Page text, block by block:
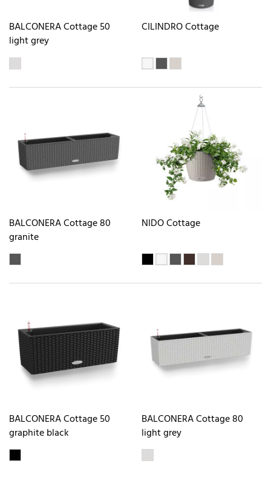
BALCONERA Cottage 50
light grey
CILINDRO Cottage
BALCONERA Cottage 80
granite
NIDO Cottage
BALCONERA Cottage 50
graphite black
BALCONERA Cottage 80
light grey